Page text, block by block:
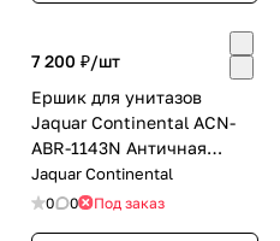
7 200 ₽/шт
Ершик для унитазов
Jaquar Continental ACN-
ABR-1143N Античная
бронза
Jaquar Continental
0 0 Под заказ